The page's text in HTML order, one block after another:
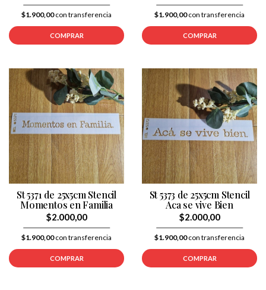
$1.900,00con transferencia
COMPRAR
$1.900,00con transferencia
COMPRAR
St 5371 de 25x5cm Stencil
Momentos en Familia
$2.000,00
$1.900,00con transferencia
COMPRAR
St 5373 de 25x5cm Stencil
Aca se vive Bien
$2.000,00
$1.900,00con transferencia
COMPRAR